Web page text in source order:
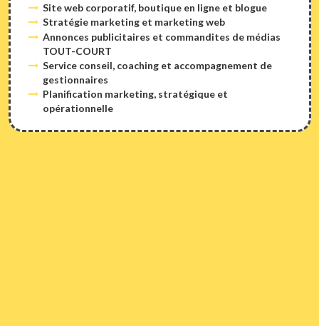
Site web corporatif, boutique en ligne et blogue
Stratégie marketing et marketing web
Annonces publicitaires et commandites de médias
TOUT-COURT
Service conseil, coaching et accompagnement de
gestionnaires
Planification marketing, stratégique et
opérationnelle